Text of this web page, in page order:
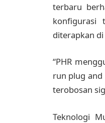
terbaru
konfigurasi
diterapkan
“PHR
run plug
terobosan
Teknologi